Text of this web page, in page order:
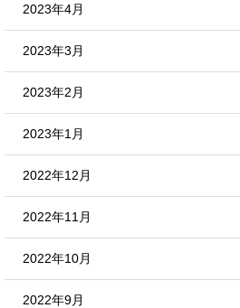
2023年4月
2023年3月
2023年2月
2023年1月
2022年12月
2022年11月
2022年10月
2022年9月